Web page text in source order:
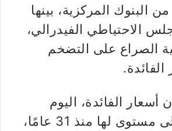
البنوك المركزية، بينها
الاحتياطي الفيدرالي،
الصراع على التضخم
أسعار الفائدة، اليوم
الثلاثاء، إلى أعلى مستوى لها منذ 31 عامًا،